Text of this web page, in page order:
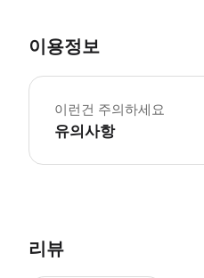
이용정보
이런건 주의하세요
유의사항
리뷰